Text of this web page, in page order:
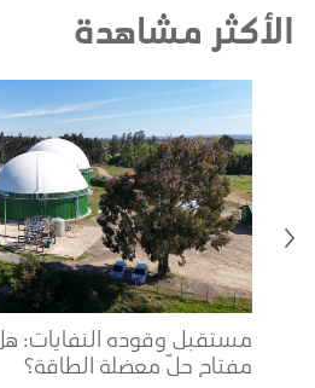
الأكثر مشاهدة
مستقبل وقوده النفايات:
مفتاح حلّ معضلة الطاقة؟